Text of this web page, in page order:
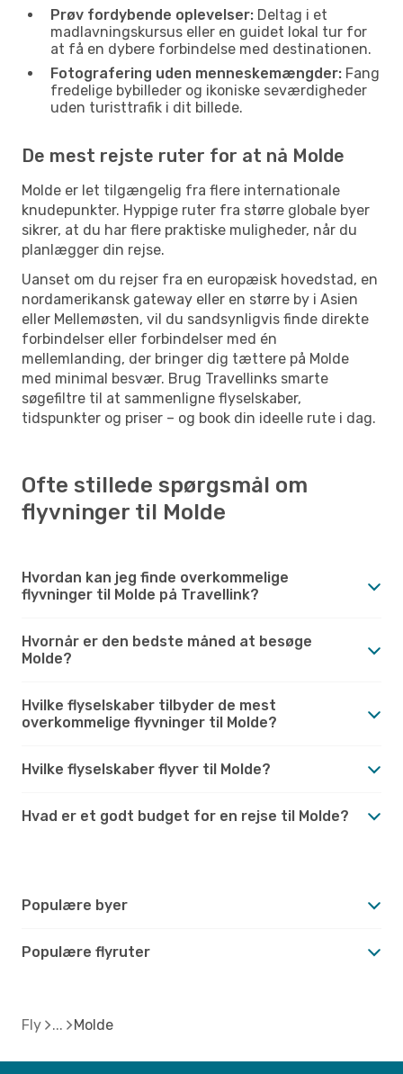
Prøv fordybende oplevelser: Deltag i et
madlavningskursus eller en guidet lokal tur for
at få en dybere forbindelse med destinationen.
Fotografering uden menneskemængder: Fang
fredelige bybilleder og ikoniske seværdigheder
uden turisttrafik i dit billede.
De mest rejste ruter for at nå Molde
Molde er let tilgængelig fra flere internationale
knudepunkter. Hyppige ruter fra større globale byer
sikrer, at du har flere praktiske muligheder, når du
planlægger din rejse.
Uanset om du rejser fra en europæisk hovedstad, en
nordamerikansk gateway eller en større by i Asien
eller Mellemøsten, vil du sandsynligvis finde direkte
forbindelser eller forbindelser med én
mellemlanding, der bringer dig tættere på Molde
med minimal besvær. Brug Travellinks smarte
søgefiltre til at sammenligne flyselskaber,
tidspunkter og priser – og book din ideelle rute i dag.
Ofte stillede spørgsmål om
flyvninger til Molde
Hvordan kan jeg finde overkommelige
flyvninger til Molde på Travellink?
Hvornår er den bedste måned at besøge
Molde?
Hvilke flyselskaber tilbyder de mest
overkommelige flyvninger til Molde?
Hvilke flyselskaber flyver til Molde?
Hvad er et godt budget for en rejse til Molde?
Populære byer
Populære flyruter
Fly Molde